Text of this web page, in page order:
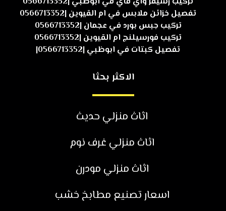
تفصيل خزائن ملابس في ام القيوين |0566713352
تركيب جبس بورد في عجمان |0566713352
تركيب فورسيلنج ام القيوين |0566713352
تفصيل كبتات في ابوظبي |0566713352|
الاكثر بحثا
اثاث منزلي حديث
اثاث منزلي غرف نوم
اثاث منزلي مودرن
اسعار تصنيع مطابخ خشب